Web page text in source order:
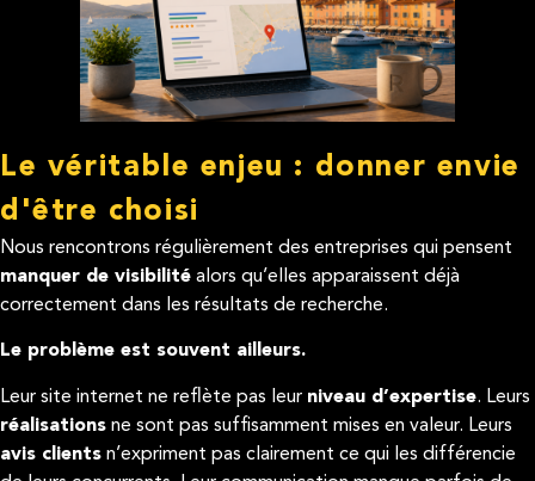
Le véritable enjeu : donner envie
d'être choisi
Nous rencontrons régulièrement des entreprises qui pensent
manquer de visibilité alors qu’elles apparaissent déjà
correctement dans les résultats de recherche.
Le problème est souvent ailleurs.
Leur site internet ne reflète pas leur niveau d’expertise. Leurs
réalisations ne sont pas suffisamment mises en valeur. Leurs
avis clients n’expriment pas clairement ce qui les différencie